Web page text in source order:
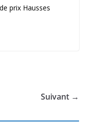
prix Hausses
Suivant →